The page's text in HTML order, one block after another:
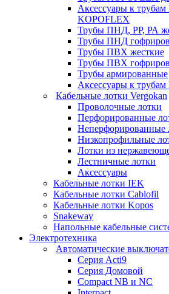
Аксессуары к
KOPOFLEX
Трубы ПНД, РР, РА
Трубы ПНД
Трубы ПВХ жесткие
Трубы ПВХ
Трубы армированные
Аксессуары к
Кабельные лотки Vergokan
Проволочные лотки
Перфорированные
Неперфорированные
Низкопрофильные
Лотки из
Лестничные лотки
Аксессуары
Кабельные лотки IEK
Кабельные лотки Cablofil
Кабельные лотки Kopos
Snakeway
Напольные кабельные
Электротехника
Автоматические
Серия Acti9
Серия Домовой
Compact NB и NC